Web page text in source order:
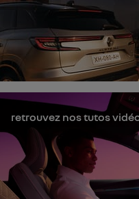
retrouvez nos tutos